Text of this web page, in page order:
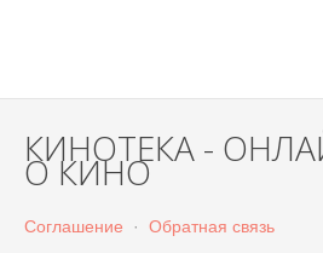
КИНОТЕКА -
О КИНО
Соглашение · Обратная связь